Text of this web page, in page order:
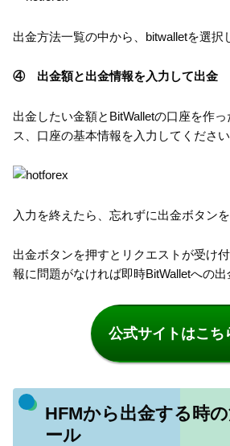
出金方法一覧の中から、bitwalletを選択
④ 出金額と出金情報を入力して出金
出金したい金額とBitWalletの口座を作
ス、口座の基本情報を入力してください
入力を終えたら、忘れずに出金ボタン
出金ボタンを押すとリクエストが受け
報に問題がなければ即時BitWalletへの出
公式サイトはこち
HFMから出金する時
ール